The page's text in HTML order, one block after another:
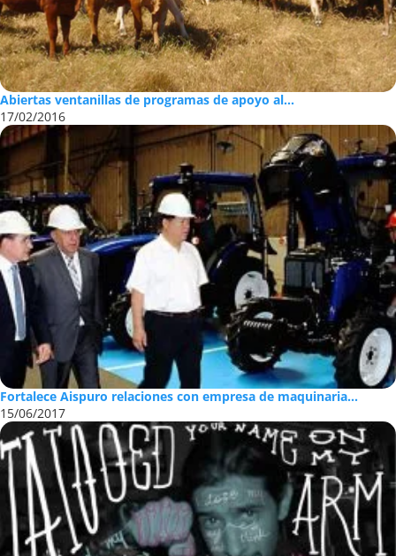
Abiertas ventanillas de programas de apoyo al...
17/02/2016
Fortalece Aispuro relaciones con empresa de maquinaria...
15/06/2017